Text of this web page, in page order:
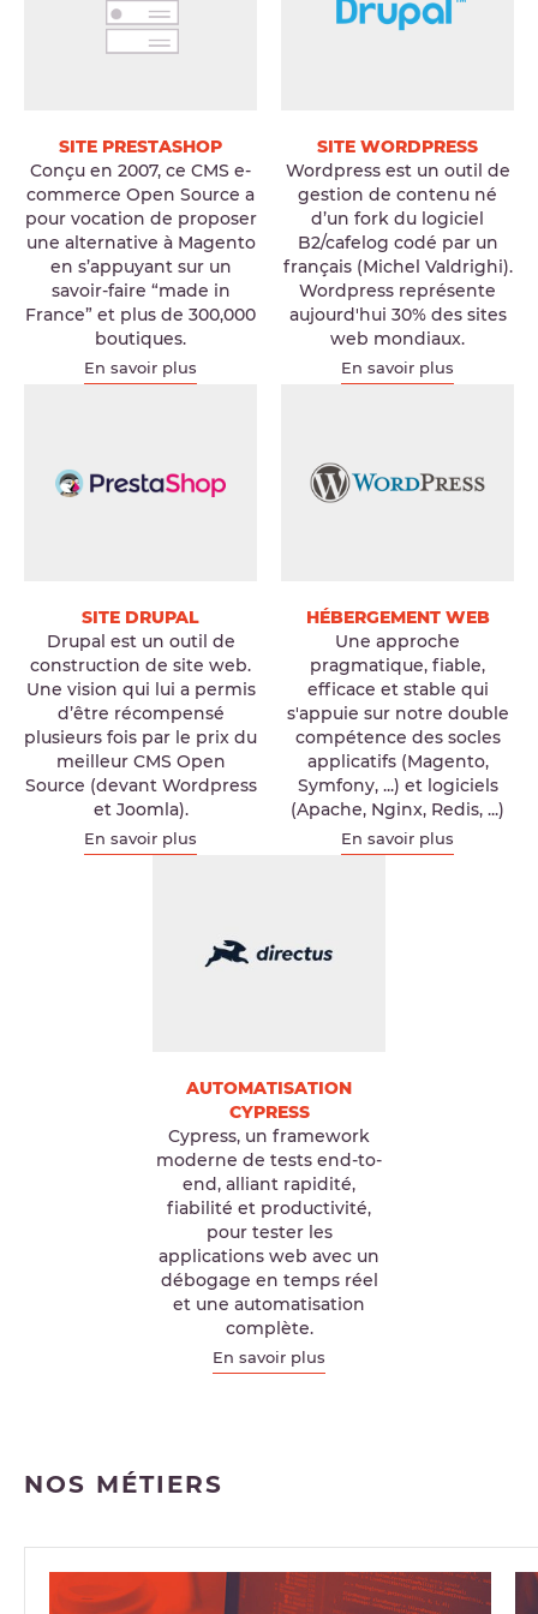
SITE PRESTASHOP
Conçu en 2007, ce CMS e-
commerce Open Source a
pour vocation de proposer
une alternative à Magento
en s’appuyant sur un
savoir-faire “made in
France” et plus de 300,000
boutiques.
En savoir plus
SITE WORDPRESS
Wordpress est un outil de
gestion de contenu né
d’un fork du logiciel
B2/cafelog codé par un
français (Michel Valdrighi).
Wordpress représente
aujourd'hui 30% des sites
web mondiaux.
En savoir plus
SITE DRUPAL
Drupal est un outil de
construction de site web.
Une vision qui lui a permis
d’être récompensé
plusieurs fois par le prix du
meilleur CMS Open
Source (devant Wordpress
et Joomla).
En savoir plus
HÉBERGEMENT WEB
Une approche
pragmatique, fiable,
efficace et stable qui
s'appuie sur notre double
compétence des socles
applicatifs (Magento,
Symfony, ...) et logiciels
(Apache, Nginx, Redis, ...)
En savoir plus
AUTOMATISATION
CYPRESS
Cypress, un framework
moderne de tests end-to-
end, alliant rapidité,
fiabilité et productivité,
pour tester les
applications web avec un
débogage en temps réel
et une automatisation
complète.
En savoir plus
NOS MÉTIERS